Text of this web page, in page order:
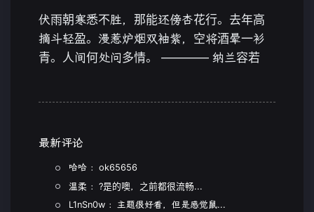
伏雨朝寒悉不胜，那能还傍杏花行。去年高
摘斗轻盈。漫惹炉烟双袖紫，空将酒晕一衫
青。人间何处问多情。 ———— 纳兰容若
最新评论
哈哈 ：ok65656
温柔 ：?是的噢，之前都很流畅...
L1nSn0w ：主题很好看，但是感觉鼠...